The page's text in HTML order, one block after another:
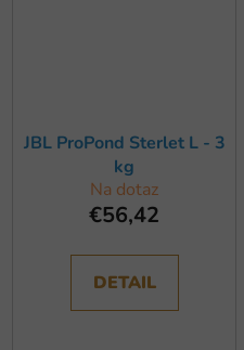
JBL ProPond Sterlet L - 3
kg
Na dotaz
€56,42
DETAIL